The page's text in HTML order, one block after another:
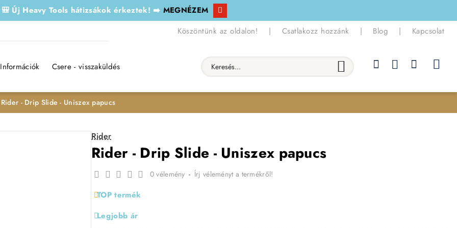
🎒 Új Heavy Tools hátizsákok érkeztek! ➡️ MEGNÉZEM
Köszöntünk az oldalon! | Csatlakozz hozzánk | Blog | Kapcsolat
Információk Csere - visszaküldés Keresés...
Rider - Drip Slide - Uniszex papucs
Rider
Rider - Drip Slide - Uniszex papucs
TOP termék
Legjobb ár
0 vélemény - Írj véleményt a termékről!